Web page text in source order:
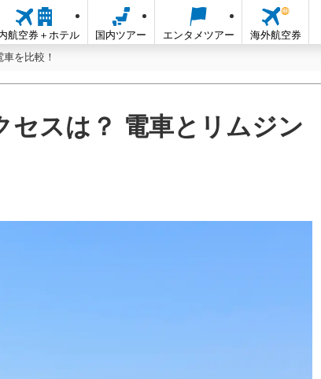
航空券＋ホテル 国内ツアー エンタメツアー 海外航空券
を比較！
セスは？ 電車とリムジン